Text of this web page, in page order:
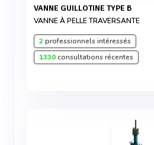
VANNE GUILLOTINE TYPE B
VANNE À PELLE TRAVERSANTE
2professionnels intéressés
1330consultations récentes